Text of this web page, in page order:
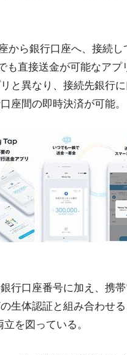
から銀行口座へ、接続
も直接送金が可能なア
と異なり、接続先銀行
座間の即時決済が可能。
行口座番号に加え、携
生体認証と組み合わせ
を図っている。